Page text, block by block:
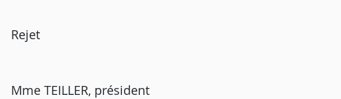
Rejet
Mme TEILLER, président